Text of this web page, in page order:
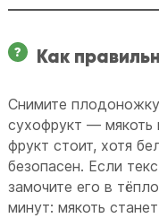
Как
Снимите
сухофрукт — мякоть
фрукт стоит, хотя
безопасен. Если
замочите его в
минут: мякоть